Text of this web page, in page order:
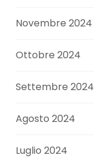
Novembre 2024
Ottobre 2024
Settembre 2024
Agosto 2024
Luglio 2024